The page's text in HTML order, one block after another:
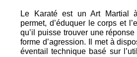
Le Karaté est un Art Martial
permet, d’éduquer le corps et
qu’il puisse trouver une
forme d’agression. Il met à
éventail technique basé sur